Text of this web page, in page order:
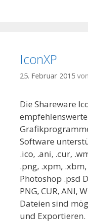
IconXP
25. Februar 2015 von
Die Shareware
Software
.ico, .ani, .cur,
.png, .xpm,
Photoshop .psd
PNG, CUR, ANI,
Dateien sind
und